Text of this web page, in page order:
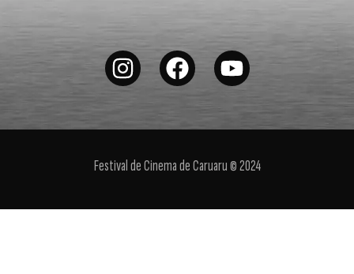
Festival de Cinema de Caruaru © 2024